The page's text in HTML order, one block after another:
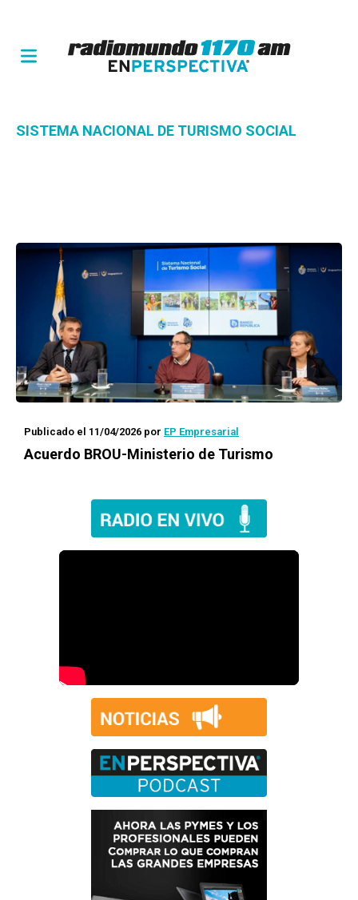
SISTEMA NACIONAL DE TURISMO SOCIAL
Publicado el 11/04/2026 por EP Empresarial
Acuerdo BROU-Ministerio de Turismo